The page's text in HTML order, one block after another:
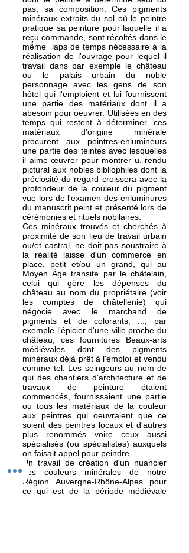
pas, sa composition. Ces pigments
minéraux extraits du sol où le peintre
pratique sa peinture pour laquelle il a
reçu commande, sont récoltés dans le
même laps de temps nécessaire à la
réalisation de l'ouvrage pour lequel il
travail dans par exemple le château
ou le palais urbain du noble
personnage avec les gens de son
hôtel qui l'emploient et lui fournissent
une partie des matériaux dont il a
abesoin pour oeuvrer. Utilisées en des
temps qui restent à déterminer, ces
matériaux d'origine minérale
procurent aux peintres-enlumineurs
une partie des teintes avec lesquelles
il aime œuvrer pour montrer u. rendu
pictural aux nobles bibliophiles dont la
préciosité du regard croissera avec la
profondeur de la couleur du pigment
vue lors de l'examen des enluminures
du manuscrit peint et présenté lors de
cérémonies et rituels nobilaires.
Ces minéraux trouvés et cherchés à
proximité de son lieu de travail urbain
ou/et castral, ne doit pas soustraire à
la réalité laisse d'un commerce en
place, petit et/ou un grand, qui au
Moyen Âge transite par le châtelain,
celui qui gère les dépenses du
château au nom du propriétaire (voir
les comptes de châtellenie) qui
négocie avec le marchand de
pigments et de colorants, ..., par
exemple l'épicier d'une ville proche du
château, ces fournitures Beaux-arts
médiévales dont des pigments
minéraux déjà prêt à l'emploi et vendu
comme tel. Les seingeurs au nom de
qui des chantiers d'architecture et de
travaux de peinture étaient
commencés, fournissaient une partie
ou tous les matériaux de la couleur
aux peintres qui oeuvraient que ce
soient des peintres locaux et d'autres
plus renommés voire ceux aussi
spécialisés (ou spécialistes) auxquels
on faisait appel pour peindre.
Un travail de création d'un nuancier
des couleurs minérales de notre
Région Auvergne-Rhône-Alpes pour
ce qui est de la période médiévale